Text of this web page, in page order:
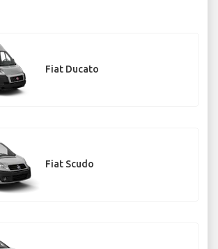
Fiat Ducato
Fiat Scudo